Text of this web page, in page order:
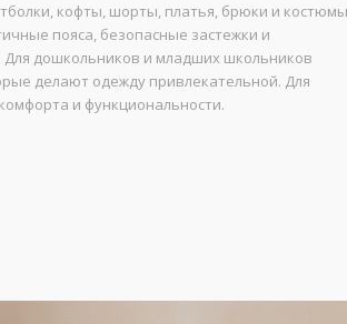
кофты, шорты, платья, брюки и костюмы
пояса, безопасные застежки и
Для дошкольников и младших школьников
делают одежду привлекательной. Для
и функциональности.